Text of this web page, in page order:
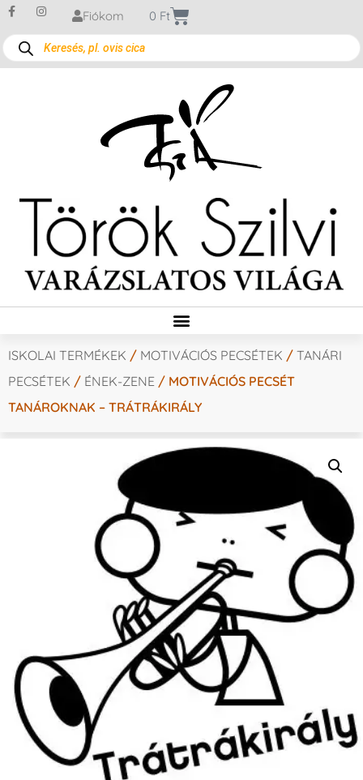
Fiókom 0 Ft
ISKOLAI TERMÉKEK / MOTIVÁCIÓS PECSÉTEK / TANÁRI
PECSÉTEK / ÉNEK-ZENE / MOTIVÁCIÓS PECSÉT
TANÁROKNAK – TRÁTRÁKIRÁLY